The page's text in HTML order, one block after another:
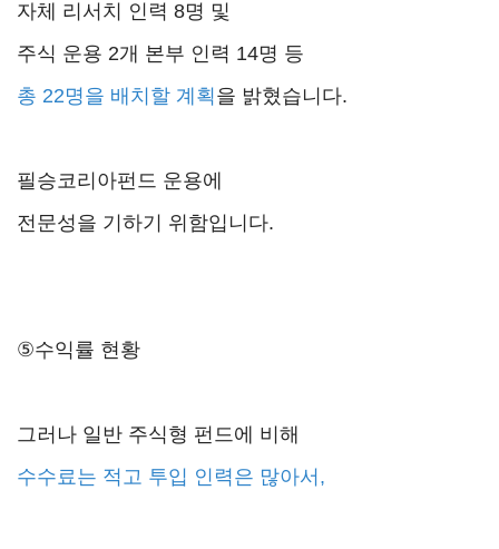
자체 리서치 인력 8명 및
주식 운용 2개 본부 인력 14명 등
총 22명을 배치할 계획 을 밝혔습니다.
필승코리아펀드 운용에
전문성을 기하기 위함입니다.
⑤수익률 현황
그러나 일반 주식형 펀드에 비해
수수료는 적고 투입 인력은 많아서,